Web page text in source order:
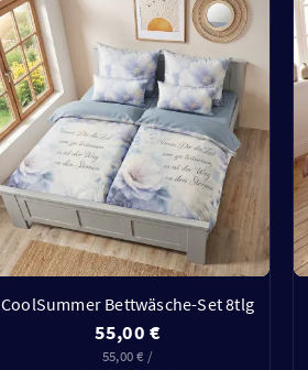
CoolSummer Bettwäsche-Set 8tlg
55,00 €
55,00 € /